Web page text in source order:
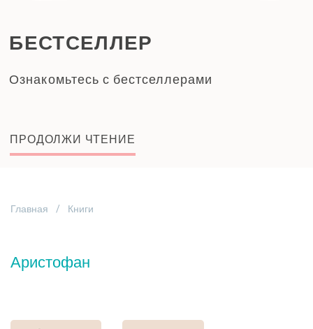
БЕСТСЕЛЛЕР
Ознакомьтесь с бестселлерами
ПРОДОЛЖИ ЧТЕНИЕ
Главная Книги
Аристофан